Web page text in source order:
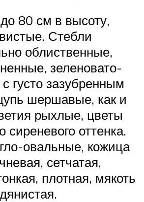
80 см в высоту,
Стебли
облиственные,
зеленовато-
густо зазубренным
шершавые, как и
рыхлые, цветы
сиреневого оттенка.
овальные, кожица
сетчатая,
плотная, мякоть